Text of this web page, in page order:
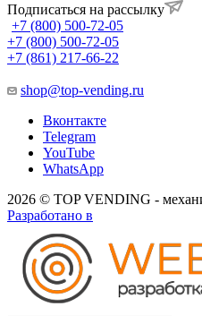
Подписаться на рассылку
+7 (800) 500-72-05
+7 (800) 500-72-05
+7 (861) 217-66-22
shop@top-vending.ru
Вконтакте
Telegram
YouTube
WhatsApp
2026 © TOP VENDING -
Разработано в